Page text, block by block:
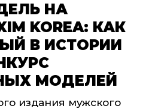
НА
KOREA: КАК
В ИСТОРИИ
МОДЕЛЕЙ
издания мужского